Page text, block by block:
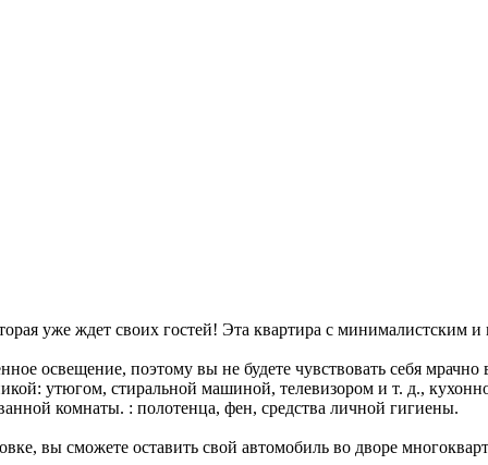
уже ждет своих гостей! Эта квартира с
освещение, поэтому вы не будете чувствовать себя мрачно
утюгом, стиральной машиной, телевизором и т. д.,
комнаты. : полотенца, фен, средства личной гигиены.
вы сможете оставить свой автомобиль во дворе